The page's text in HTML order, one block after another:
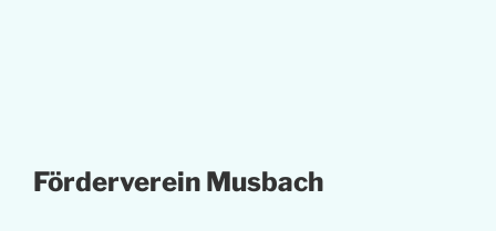
Förderverein Musbach